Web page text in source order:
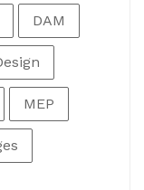
DAM
MEP